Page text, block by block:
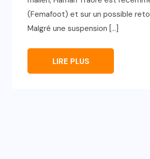
(Femafoot) et sur un possible
Malgré une suspension […]
LIRE PLUS